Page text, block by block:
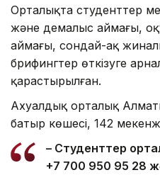
Орталықта студенттер
және демалыс аймағы,
аймағы, сондай-ақ
брифингтер өткізуге
қарастырылған.
Ахуалдық орталық
батыр көшесі, 142
– Студенттер
+7 700 950 95 28